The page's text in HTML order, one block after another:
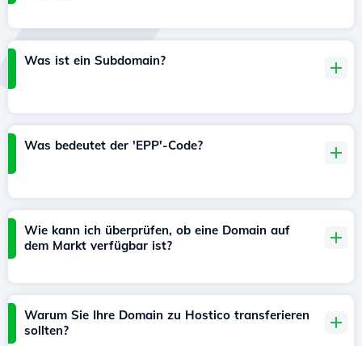
Was ist ein Subdomain?
Was bedeutet der 'EPP'-Code?
Wie kann ich überprüfen, ob eine Domain auf
dem Markt verfügbar ist?
Warum Sie Ihre Domain zu Hostico transferieren
sollten?